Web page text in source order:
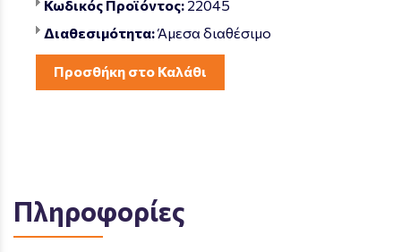
Κωδικός Προϊόντος: 22045
Διαθεσιμότητα:Άμεσα διαθέσιμο
Προσθήκη στο Καλάθι
Πληροφορίες